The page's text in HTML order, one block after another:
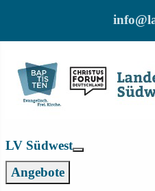
LV Südwest
Angebote